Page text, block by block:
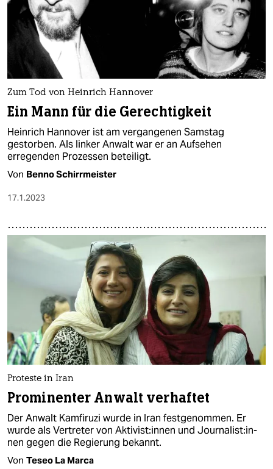
Zum Tod von Heinrich Hannover
Ein Mann für die Gerechtigkeit
Heinrich Hannover ist am vergangenen Samstag
gestorben. Als linker Anwalt war er an Aufsehen
erregenden Prozessen beteiligt.
Von Benno Schirrmeister
17.1.2023
Proteste in Iran
Prominenter Anwalt verhaftet
Der Anwalt Kamfiruzi wurde in Iran festgenommen. Er
wurde als Vertreter von Ak­ti­vis­t:in­nen und Jour­na­lis­t:in­
nen gegen die Regierung bekannt.
Von Teseo La Marca